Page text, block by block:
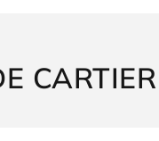
CARTIER